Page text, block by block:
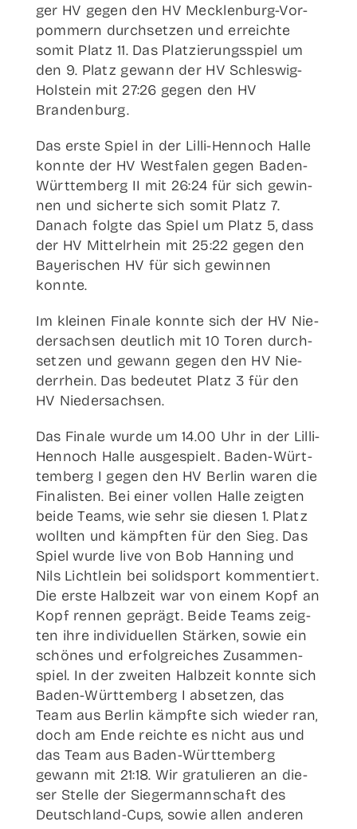
ger HV gegen den HV Meck­­len­­burg-Vor­­­
pom­­mern durch­set­zen und erreich­te
somit Platz 11. Das Plat­zie­rungs­spiel um
den 9. Platz gewann der HV Schles­­wig-
Hol­stein mit 27:26 gegen den HV
Brandenburg.
Das ers­te Spiel in der Lil­­li-Hen­­noch Hal­le
konn­te der HV West­fa­len gegen Baden-
Wür­t­­te­m­­berg II mit 26:24 für sich gewin­
nen und sicher­te sich somit Platz 7.
Danach folg­te das Spiel um Platz 5, dass
der HV Mit­tel­rhein mit 25:22 gegen den
Baye­ri­schen HV für sich gewin­nen
konnte.
Im klei­nen Fina­le konn­te sich der HV Nie­
der­sach­sen deut­lich mit 10 Toren durch­
set­zen und gewann gegen den HV Nie­
der­rhein. Das bedeu­tet Platz 3 für den
HV Niedersachsen.
Das Fina­le wur­de um 14.00 Uhr in der Lil­­li-
Hen­­noch Hal­le aus­ge­spielt. Baden-Wür­t­­
te­m­­berg I gegen den HV Ber­lin waren die
Fina­lis­ten. Bei einer vol­len Hal­le zeig­ten
bei­de Teams, wie sehr sie die­sen 1. Platz
woll­ten und kämpf­ten für den Sieg. Das
Spiel wur­de live von Bob Han­ning und
Nils Licht­lein bei solid­sport kom­men­tiert.
Die ers­te Halb­zeit war von einem Kopf an
Kopf ren­nen geprägt. Bei­de Teams zeig­
ten ihre indi­vi­du­el­len Stär­ken, sowie ein
schö­nes und erfolg­rei­ches Zusam­men­
spiel. In der zwei­ten Halb­zeit konn­te sich
Baden-Wür­t­­te­m­­berg I abset­zen, das
Team aus Ber­lin kämpf­te sich wie­der ran,
doch am Ende reich­te es nicht aus und
das Team aus Baden-Wür­t­­te­m­­berg
gewann mit 21:18. Wir gra­tu­lie­ren an die­
ser Stel­le der Sie­ger­mann­schaft des
Deut­sch­­land-Cups, sowie allen ande­ren